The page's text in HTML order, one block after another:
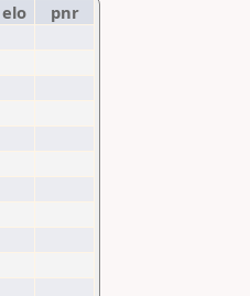
elo
pnr